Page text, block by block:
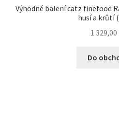
Výhodné balení catz finefood
husí a krůtí
1 329,00
Do